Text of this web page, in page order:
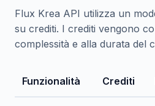
Flux Krea API utilizza un
su crediti. I crediti vengono
complessità e alla durata del
Funzionalità Crediti